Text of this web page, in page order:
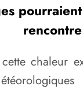
rencontre
chaleur